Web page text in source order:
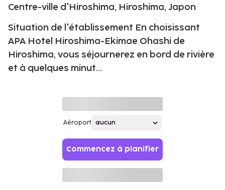
Centre-ville d'Hiroshima, Hiroshima, Japon
Situation de l'établissement En choisissant
APA Hotel Hiroshima-Ekimae Ohashi de
Hiroshima, vous séjournerez en bord de rivière
et à quelques minut...
Aéroport
Commencez à planifier